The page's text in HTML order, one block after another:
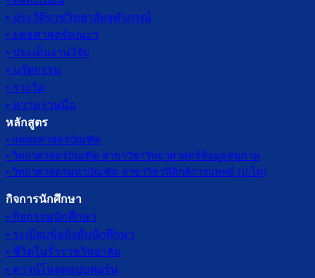
• ประวัติราชวิทยาลัยจุฬาภรณ์
• ยุทธศาสตร์คณะฯ
• ประเด็นงานวิจัย
• นวัตกรรม
• รางวัล
• ความร่วมมือ
หลักสูตร
• แพทยศาสตรบัณฑิต
• วิทยาศาสตรบัณฑิต สาขาวิชาวิทยาศาสตร์ข้อมูลสุขภาพ
• วิทยาศาสตรมหาบัณฑิต สาขาวิชาฟิสิกส์การแพทย์ (ป.โท)
กิจการนักศึกษา
• กิจกรรมนักศึกษา
• ระเบียบข้อบังคับนักศึกษา
• ชีวิตในรั้วราชวิทยาลัย
• ดาวน์โหลดแบบฟอร์ม